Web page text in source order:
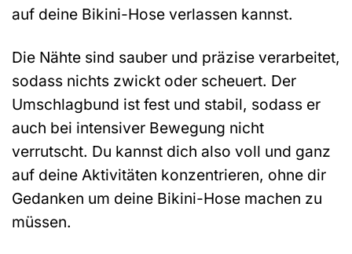
auf deine Bikini-Hose verlassen kannst.
Die Nähte sind sauber und präzise verarbeitet,
sodass nichts zwickt oder scheuert. Der
Umschlagbund ist fest und stabil, sodass er
auch bei intensiver Bewegung nicht
verrutscht. Du kannst dich also voll und ganz
auf deine Aktivitäten konzentrieren, ohne dir
Gedanken um deine Bikini-Hose machen zu
müssen.